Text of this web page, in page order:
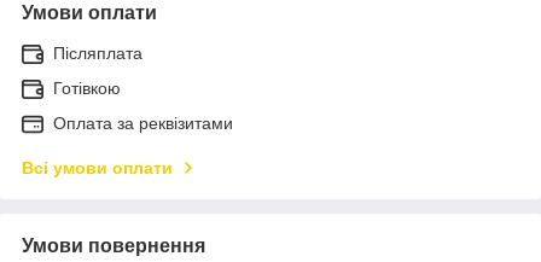
Умови оплати
Післяплата
Готівкою
Оплата за реквізитами
Всі умови оплати
Умови повернення